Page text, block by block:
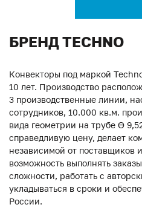
БРЕНД TECHNO
Конвекторы под маркой
10 лет. Производство
3 производственные линии,
сотрудников, 10.000 кв.м.
вида геометрии на трубе ϴ
справедливую цену, делает
независимой от поставщиков
возможность выполнять
сложности, работать с
укладываться в сроки и
России.